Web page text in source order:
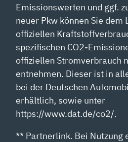
Emissionswerten und ggf.
neuer Pkw können Sie dem
offiziellen
spezifischen CO2-
offiziellen Stromverbrauch
entnehmen. Dieser ist in
bei der Deutschen
erhältlich, sowie unter
https://www.dat.de/co2/.
** Partnerlink. Bei Nutzung